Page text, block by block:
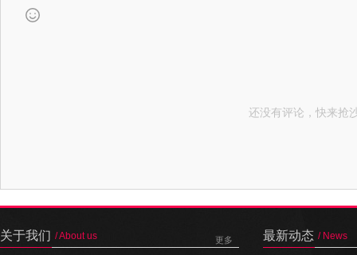
还没有评论，快来抢
关于我们 / About us 更多 最新动态 / News